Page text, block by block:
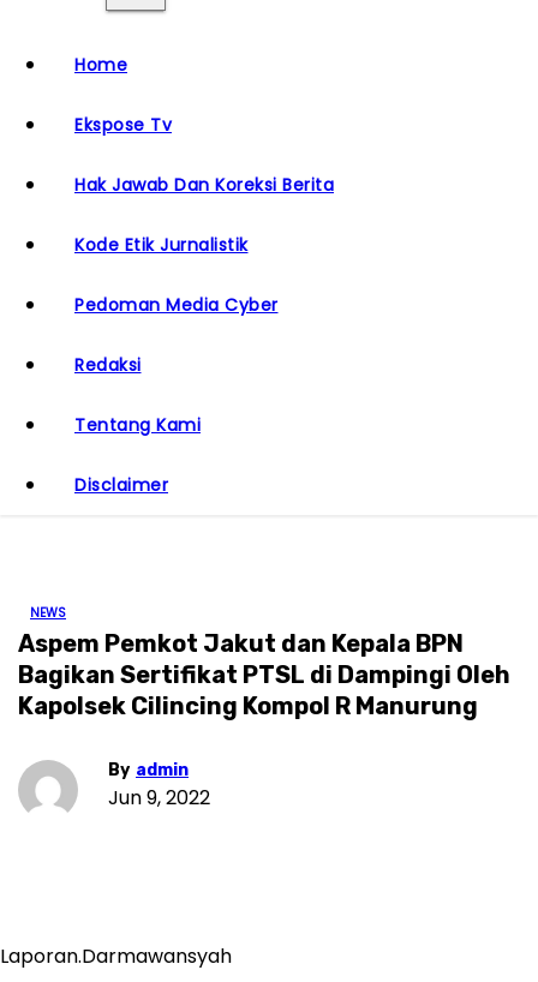
Home
Ekspose Tv
Hak Jawab Dan Koreksi Berita
Kode Etik Jurnalistik
Pedoman Media Cyber
Redaksi
Tentang Kami
Disclaimer
NEWS
Aspem Pemkot Jakut dan Kepala BPN
Bagikan Sertifikat PTSL di Dampingi Oleh
Kapolsek Cilincing Kompol R Manurung
By admin
Jun 9, 2022
Laporan.Darmawansyah